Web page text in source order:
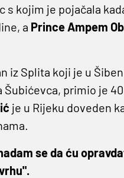
kojim je pojačala
a Prince Ampem
iz Splita koji je u
primio je
je u Rijeku doveden
se da ću